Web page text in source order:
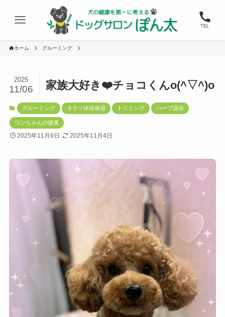
TEL
ホーム グルーミング
家族大好き❤️チョコくんo(^▽^)o
2025
11/06
グルーミング タラソ沐浴保湿 トリミング ハーブ温浴
ワンちゃんの健康
2025年11月6日 2025年11月4日